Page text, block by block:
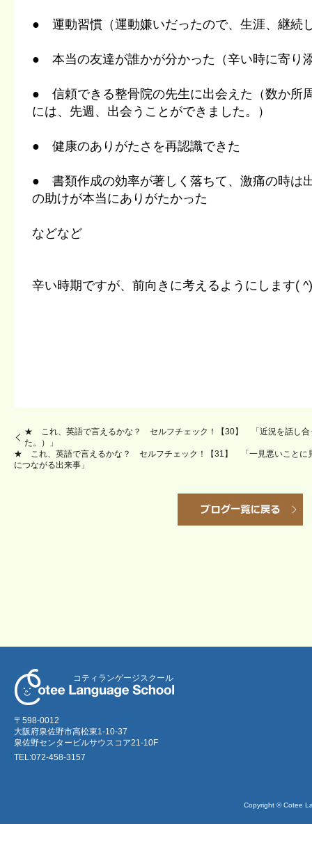
● 運動習慣（運動嫌いだったので、生涯、継続
● 本当の友達が誰かが分かった（辛い時に寄り
● 信頼できる整骨院の先生に出会えた（数か所
には、先週、出会うことができました。）
● 健康のありがたさを再認識できた
● 書類作成の効率が著しく落ちて、激痛の時は
の助けが本当にありがたかった
などなど
辛い時期ですが、前向きに考えるようにします(
★ これ、英語で言えるかな？ セルフチェック！【30】 「近況を話し合
た。）」
★ これ、英語で言えるかな？ セルフチェック！【31】 「一見悪いことに
につながる出来事」
コティランゲージスクール
〒598-0012
大阪府泉佐野市高松東1-10-37
泉佐野センタービルサウスコア21-10F
TEL:072-458-3157
Copyright © Cotee